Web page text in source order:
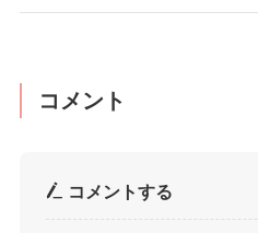
コメント
コメントする